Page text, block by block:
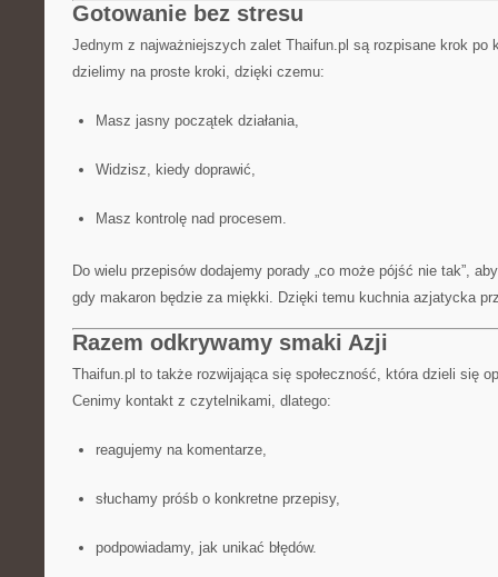
Gotowanie bez stresu
Jednym z najważniejszych zalet Thaifun.pl są rozpisane krok po
dzielimy na proste kroki, dzięki czemu:
Masz jasny początek działania,
Widzisz, kiedy doprawić,
Masz kontrolę nad procesem.
Do wielu przepisów dodajemy porady „co może pójść nie tak”,
gdy makaron będzie za miękki. Dzięki temu kuchnia azjatycka
Razem odkrywamy smaki Azji
Thaifun.pl to także rozwijająca się społeczność, która dzieli się
Cenimy kontakt z czytelnikami, dlatego:
reagujemy na komentarze,
słuchamy próśb o konkretne przepisy,
podpowiadamy, jak unikać błędów.